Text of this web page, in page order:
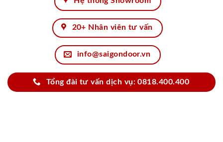
20+ Nhân viên tư vấn
info@saigondoor.vn
Tổng đài tư vấn dịch vụ: 0818.400.400